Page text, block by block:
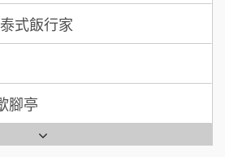
式飯行家
腳亭
第一味
100萬 ~ 200萬
屏東縣